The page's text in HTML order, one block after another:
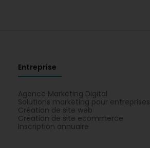
Entreprise
Agence Marketing Digital
Solutions marketing pour entreprises
Création de site web
Création de site ecommerce
Inscription annuaire